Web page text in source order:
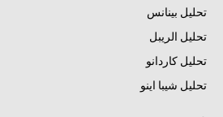
تحليل بينانس
تحليل الريبل
تحليل كاردانو
تحليل شيبا اينو